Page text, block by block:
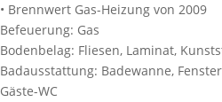
• Brennwert Gas-Heizung von 2009
Befeuerung: Gas
Bodenbelag: Fliesen, Laminat,
Badausstattung: Badewanne, Fenster
Gäste-WC